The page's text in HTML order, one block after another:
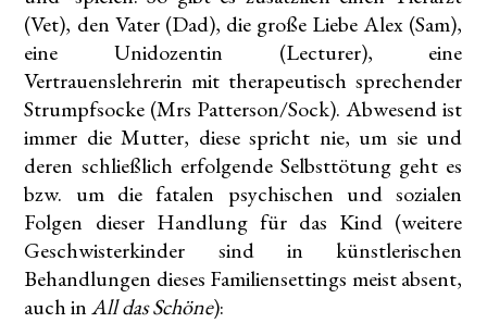
(Vet), den Vater (Dad), die große Liebe Alex (Sam),
eine Unidozentin (Lecturer), eine
Vertrauenslehrerin mit therapeutisch sprechender
Strumpfsocke (Mrs Patterson/Sock). Abwesend ist
immer die Mutter, diese spricht nie, um sie und
deren schließlich erfolgende Selbsttötung geht es
bzw. um die fatalen psychischen und sozialen
Folgen dieser Handlung für das Kind (weitere
Geschwisterkinder sind in künstlerischen
Behandlungen dieses Familiensettings meist absent,
auch inAll das Schöne):